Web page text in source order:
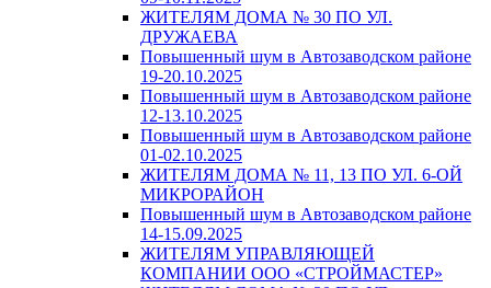
ЖИТЕЛЯМ ДОМА № 30 ПО УЛ.
ДРУЖАЕВА
Повышенный шум в Автозаводском районе
19-20.10.2025
Повышенный шум в Автозаводском районе
12-13.10.2025
Повышенный шум в Автозаводском районе
01-02.10.2025
ЖИТЕЛЯМ ДОМА № 11, 13 ПО УЛ. 6-ОЙ
МИКРОРАЙОН
Повышенный шум в Автозаводском районе
14-15.09.2025
ЖИТЕЛЯМ УПРАВЛЯЮЩЕЙ
КОМПАНИИ ООО «СТРОЙМАСТЕР»